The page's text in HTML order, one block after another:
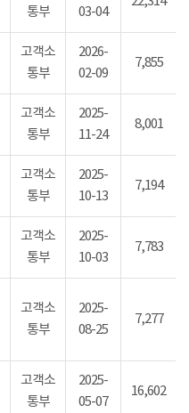
통부
03-04
고객소
통부
2026-
02-09
7,855
고객소
통부
2025-
11-24
8,001
고객소
통부
2025-
10-13
7,194
고객소
통부
2025-
10-03
7,783
고객소
통부
2025-
08-25
7,277
고객소
통부
2025-
05-07
16,602